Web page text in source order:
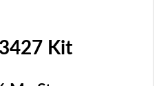
Kit